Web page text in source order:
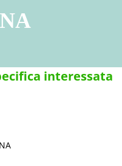
interessata